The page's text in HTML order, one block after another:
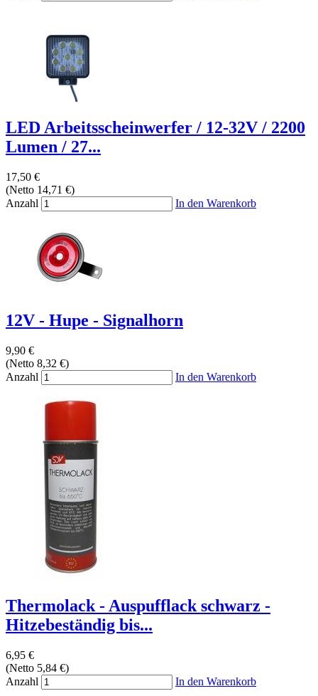
LED Arbeitsscheinwerfer / 12-32V / 2200
Lumen / 27...
17,50 €
(Netto 14,71 €)
Anzahl
In den Warenkorb
12V - Hupe - Signalhorn
9,90 €
(Netto 8,32 €)
Anzahl
In den Warenkorb
Thermolack - Auspufflack schwarz -
Hitzebeständig bis...
6,95 €
(Netto 5,84 €)
Anzahl
In den Warenkorb